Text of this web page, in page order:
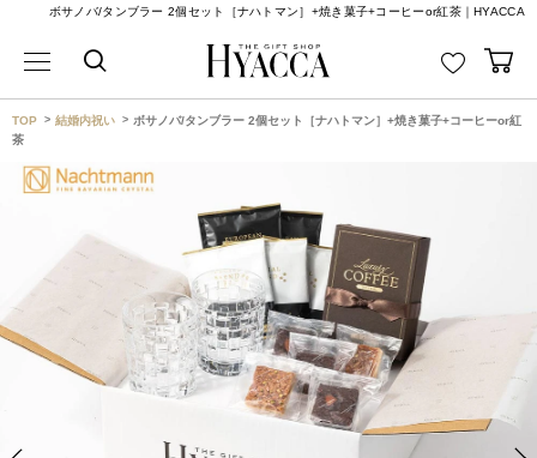
ボサノバ/タンブラー 2個セット［ナハトマン］+焼き菓子+コーヒーor紅茶｜HYACCA
TOP 結婚内祝い
ボサノバ/タンブラー 2個セット［ナハトマン］+焼き菓子+コーヒーor紅
茶